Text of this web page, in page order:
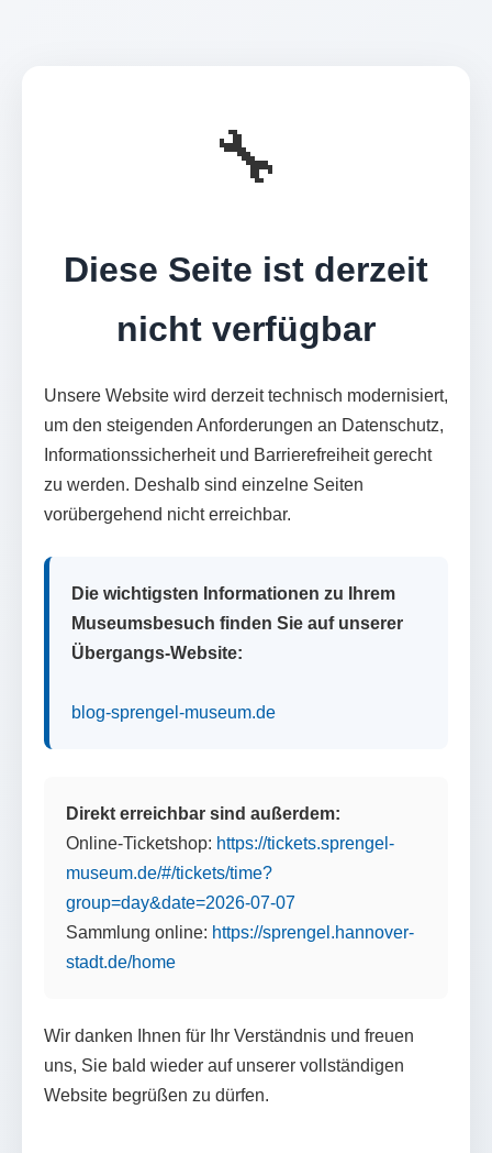
🔧
Diese Seite ist derzeit
nicht verfügbar
Unsere Website wird derzeit technisch modernisiert,
um den steigenden Anforderungen an Datenschutz,
Informationssicherheit und Barrierefreiheit gerecht
zu werden. Deshalb sind einzelne Seiten
vorübergehend nicht erreichbar.
Die wichtigsten Informationen zu Ihrem
Museumsbesuch finden Sie auf unserer
Übergangs-Website:
blog-sprengel-museum.de
Direkt erreichbar sind außerdem:
Online-Ticketshop: https://tickets.sprengel-
museum.de/#/tickets/time?
group=day&date=2026-07-07
Sammlung online: https://sprengel.hannover-
stadt.de/home
Wir danken Ihnen für Ihr Verständnis und freuen
uns, Sie bald wieder auf unserer vollständigen
Website begrüßen zu dürfen.